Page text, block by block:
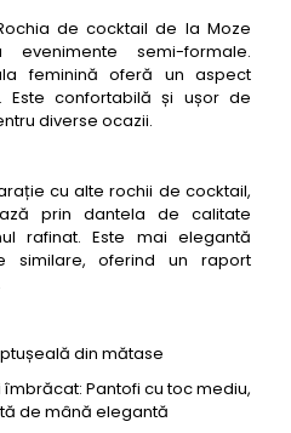
de cocktail de la Moze
semi-formale.
feminină oferă un aspect
Este confortabilă și ușor de
diverse ocazii.
cu alte rochii de cocktail,
prin dantela de calitate
rafinat. Este mai elegantă
similare, oferind un raport
din mătase
Pantofi cu toc mediu,
de mână elegantă